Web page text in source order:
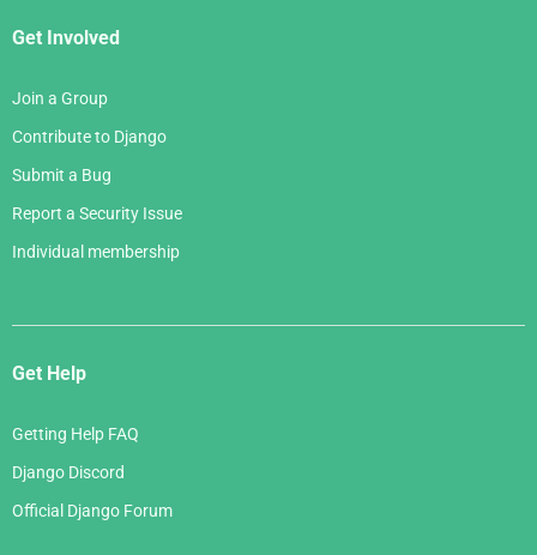
Get Involved
Join a Group
Contribute to Django
Submit a Bug
Report a Security Issue
Individual membership
Get Help
Getting Help FAQ
Django Discord
Official Django Forum